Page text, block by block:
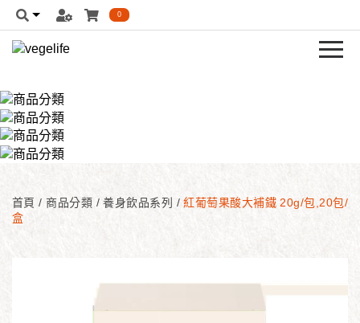
0
首頁/ 商品分類 /養身飲品系列 / 紅葡萄果酸大補鐵 20g/包,20包/
盒